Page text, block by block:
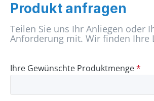
Produkt anfragen
Teilen Sie uns Ihr Anliegen oder
Anforderung mit. Wir finden Ihre
Ihre Gewünschte Produktmenge*